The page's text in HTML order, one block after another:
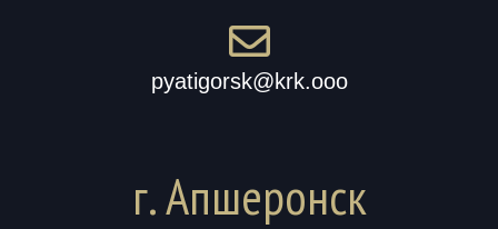
г. Апшеронск
pyatigorsk@krk.ooo